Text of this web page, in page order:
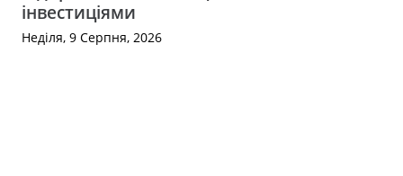
інвестиціями
Неділя, 9 Серпня, 2026